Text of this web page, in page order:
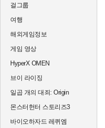
걸그룹
여행
해외게임정보
게임 영상
HyperX OMEN
브이 라이징
일곱 개의 대죄: Origin
몬스터헌터 스토리즈3
바이오하자드 레퀴엠